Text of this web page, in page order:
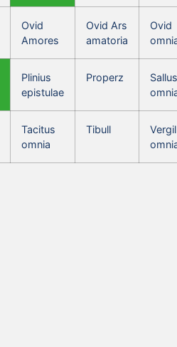
Ovid
Amores
Ovid Ars
amatoria
Ovid
Plinius
epistulae
Properz
Tacitus
omnia
Tibull
Vergil